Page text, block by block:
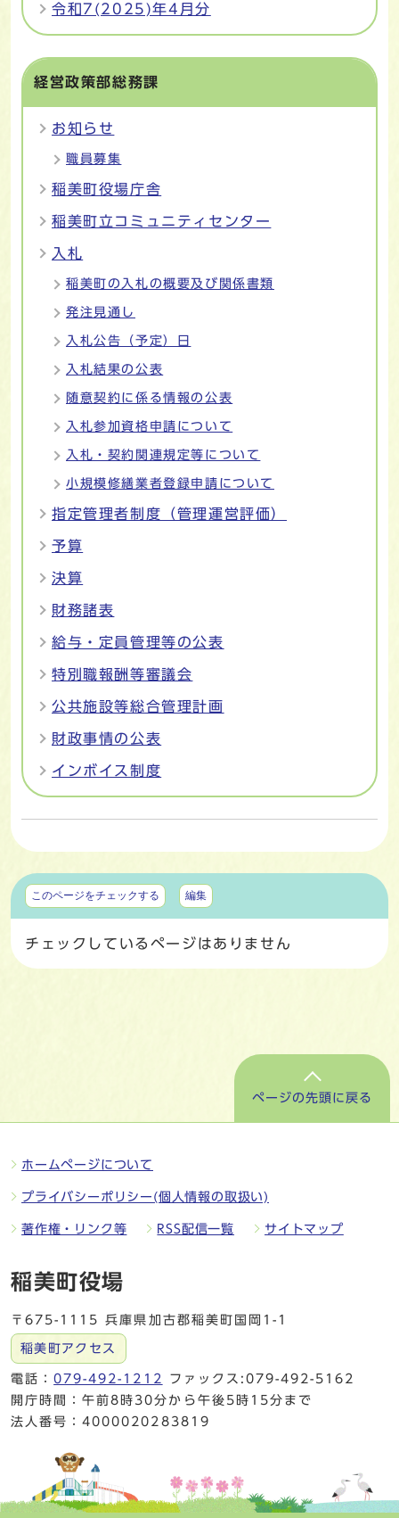
令和7(2025)年4月分
経営政策部総務課
お知らせ
職員募集
稲美町役場庁舎
稲美町立コミュニティセンター
入札
稲美町の入札の概要及び関係書類
発注見通し
入札公告（予定）日
入札結果の公表
随意契約に係る情報の公表
入札参加資格申請について
入札・契約関連規定等について
小規模修繕業者登録申請について
指定管理者制度（管理運営評価）
予算
決算
財務諸表
給与・定員管理等の公表
特別職報酬等審議会
公共施設等総合管理計画
財政事情の公表
インボイス制度
マイページ
このページをチェックする 編集
チェックしているページはありません
ページの先頭に戻る
ホームページについて
プライバシーポリシー(個人情報の取扱い)
著作権・リンク等 RSS配信一覧 サイトマップ
稲美町役場
〒675-1115 兵庫県加古郡稲美町国岡1-1
稲美町アクセス
電話：079-492-1212
ファックス:079-492-5162
開庁時間：午前8時30分から午後5時15分まで
法人番号：4000020283819